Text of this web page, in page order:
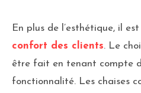
En plus de l’esthétique, il
confort des clients. Le
être fait en tenant compte
fonctionnalité. Les chaises